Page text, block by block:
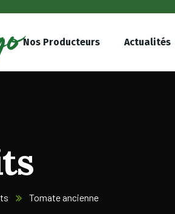
Nos Producteurs Actualités
Tomate ancienne